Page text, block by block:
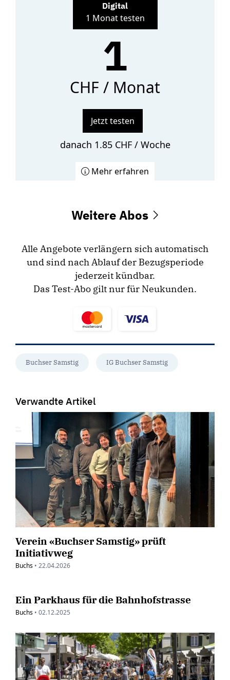
Digital
1 Monat testen
1
CHF / Monat
Jetzt testen
danach 1.85 CHF / Woche
Mehr erfahren
Weitere Abos
Alle Angebote verlängern sich automatisch
und sind nach Ablauf der Bezugsperiode
jederzeit kündbar.
Das Test-Abo gilt nur für Neukunden.
Buchser Samstig IG Buchser Samstig
Verwandte Artikel
Verein «Buchser Samstig» prüft
Initiativweg
Buchs • 22.04.2026
Ein Parkhaus für die Bahnhofstrasse
Buchs • 02.12.2025